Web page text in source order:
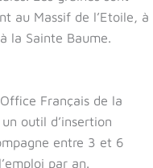
au Massif de l’Etoile, à
la Sainte Baume.
Français de la
outil d’insertion
entre 3 et 6
par an.